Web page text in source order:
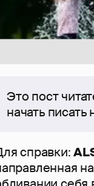
Это пост
начать
справки: